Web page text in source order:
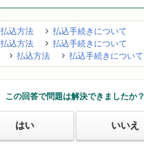
払込方法
払込手続きについて
払込方法
払込手続きについて
払込方法 払込手続きについて
この回答で問題は解決できましたか？
はい いいえ